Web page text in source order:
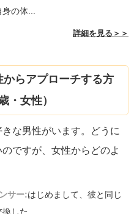
の体...
詳細を見る＞＞
らアプローチする方
・女性）
な男性がいます。どうに
ですが、女性からどのよ
サー:はじめまして、彼と同じ
した...